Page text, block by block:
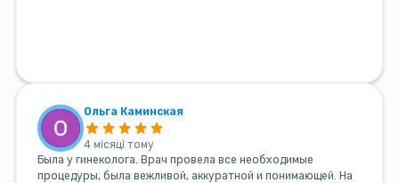
Ольга Каминская
4 місяці тому
Была у гинеколога. Врач провела все необходимые
процедуры, была вежливой, аккуратной и понимающей. На